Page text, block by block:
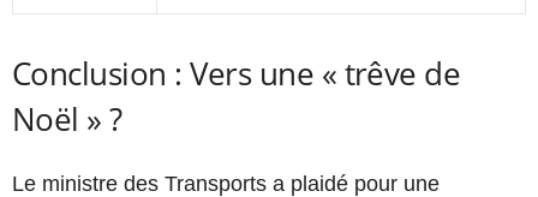
Conclusion : Vers une « trêve de
Noël » ?
Le ministre des Transports a plaidé pour une